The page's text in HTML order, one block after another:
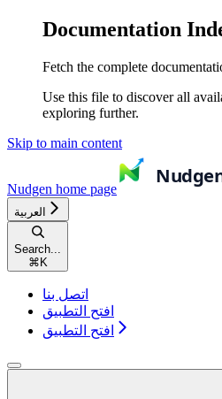
Documentation
Fetch the complete
Use this file to discover all
exploring further.
Skip to main content
Nudgen home page
العربية
Search...
⌘ K
اتصل بنا
افتح التطبيق
افتح التطبيق